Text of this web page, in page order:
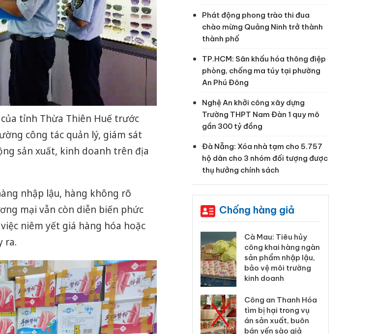
tỉnh Thừa Thiên Huế trước
công tác quản lý, giám sát
sản xuất, kinh doanh trên địa
nhập lậu, hàng không rõ
mại vẫn còn diễn biến phức
niêm yết giá hàng hóa hoặc
ra.
Phát động phong trào thi đua
chào mừng Quảng Ninh trở thành
thành phố
TP.HCM: Sân khấu hóa thông điệp
phòng, chống ma túy tại phường
An Phú Đông
Nghệ An khởi công xây dựng
Trường THPT Nam Đàn 1 quy mô
gần 300 tỷ đồng
Đà Nẵng: Xóa nhà tạm cho 5.757
hộ dân cho 3 nhóm đối tượng được
thụ hưởng chính sách
Chống hàng giả
bảo vệ môi trường
kinh doanh
Công an Thanh Hóa
tìm bị hại trong vụ
án sản xuất, buôn
bán yến sào giả
Khẩn trương xác
minh, xử lý sản phẩm
Slimaura Care x3 sử
dụng giấy phép giả
mạo
Lào Cai xử lý 83 vụ vi
phạm thương mại
trong tháng 7